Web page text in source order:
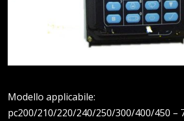
Modello applicabile:
pc200/210/220/240/250/300/400/450 –